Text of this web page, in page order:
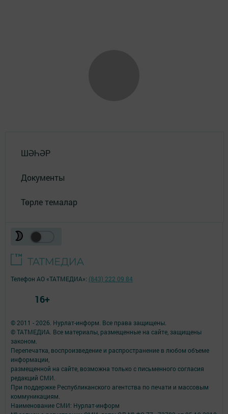
ШӘҺӘР
Документы
Төрле темалар
© 2011 - 2026. Нурлат-⁠информ. Все права защищены.
© ТАТМЕДИА. Все материалы, размещенные на сайте, защищены
законом.
Перепечатка, воспроизведение и распространение в любом объеме
информации,
размещенной на сайте, возможна только с письменного согласия
редакций СМИ.
При поддержке Республиканского агентства по печати и массовым
коммуникациям.
Наименование СМИ: Нурлат-⁠информ
Телефон АО «ТАТМЕДИА»: (843) 222 09 84
16+